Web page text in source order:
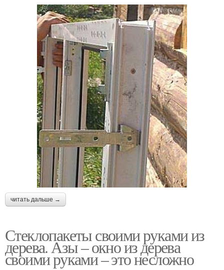
читать дальше →
Стеклопакеты своими руками из
дерева. Азы – окно из дерева
своими руками – это несложно